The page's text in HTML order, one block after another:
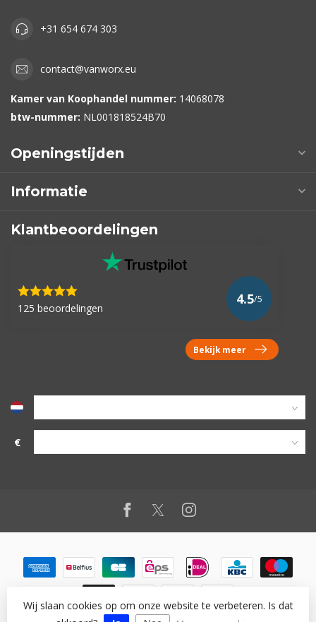
+31 654 674 303
contact@vanworx.eu
Kamer van Koophandel nummer: 14068078
btw-nummer: NL001818524B70
Openingstijden
Informatie
Klantbeoordelingen
125 beoordelingen
4.5/5
Bekijk meer
€
Wij slaan cookies op om onze website te verbeteren. Is dat